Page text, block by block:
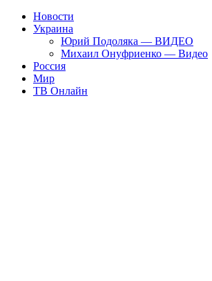
Новости
Украина
Юрий Подоляка — ВИДЕО
Михаил Онуфриенко — Видео
Россия
Мир
ТВ Онлайн